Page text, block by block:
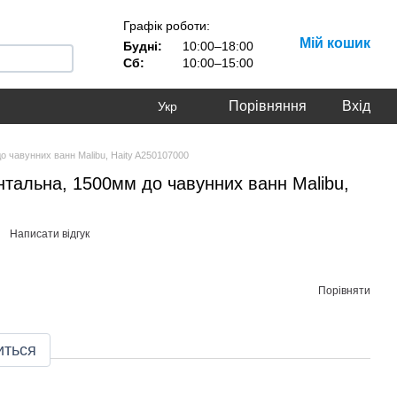
Графік роботи:
Будні:
10:00–18:00
Сб:
10:00–15:00
Мій кошик
Укр Порівняння Вхід
ванн Malibu, Haity A250107000
1500мм до чавунних ванн Malibu,
Написати відгук
Порівняти